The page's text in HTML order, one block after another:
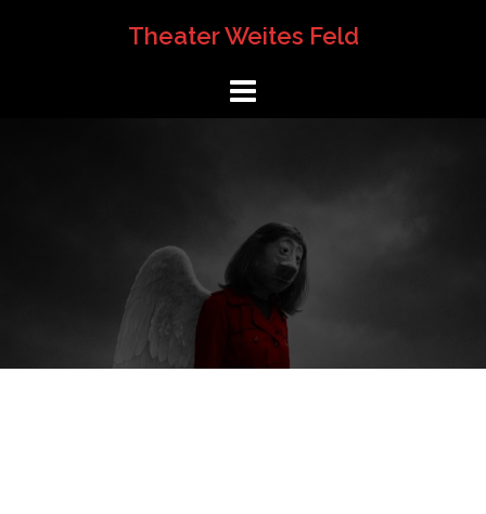
Theater Weites Feld